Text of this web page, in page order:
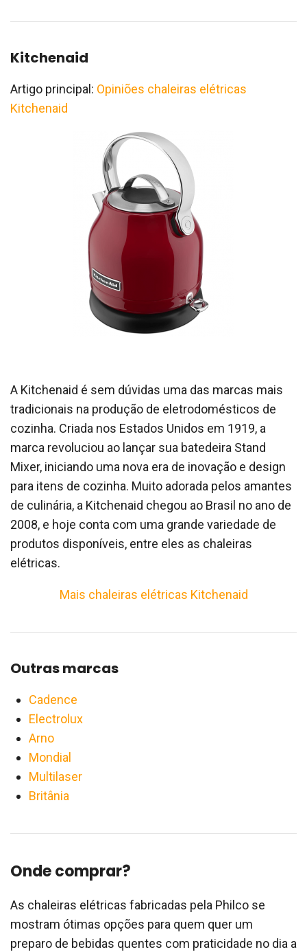
Kitchenaid
Artigo principal: Opiniões chaleiras elétricas
Kitchenaid
A Kitchenaid é sem dúvidas uma das marcas mais
tradicionais na produção de eletrodomésticos de
cozinha. Criada nos Estados Unidos em 1919, a
marca revoluciou ao lançar sua batedeira Stand
Mixer, iniciando uma nova era de inovação e design
para itens de cozinha. Muito adorada pelos amantes
de culinária, a Kitchenaid chegou ao Brasil no ano de
2008, e hoje conta com uma grande variedade de
produtos disponíveis, entre eles as chaleiras
elétricas.
Mais chaleiras elétricas Kitchenaid
Outras marcas
Cadence
Electrolux
Arno
Mondial
Multilaser
Britânia
Onde comprar?
As chaleiras elétricas fabricadas pela Philco se
mostram ótimas opções para quem quer um
preparo de bebidas quentes com praticidade no dia a